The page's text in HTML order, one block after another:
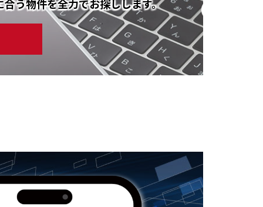
う物件を全力でお探しします。